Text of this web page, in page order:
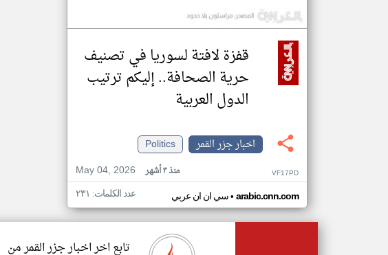
قفزة لافتة لسوريا في تصنيف
حرية الصحافة.. إليكم ترتيب
الدول العربية
اخبار جزر القمر
Politics
May 04, 2026
منذ ٣ أشهر VF17PD
سي ان ان عربي• arabic.cnn.com عدد الكلمات: ٢٣١
تابع اخر اخبار جزر القمر من